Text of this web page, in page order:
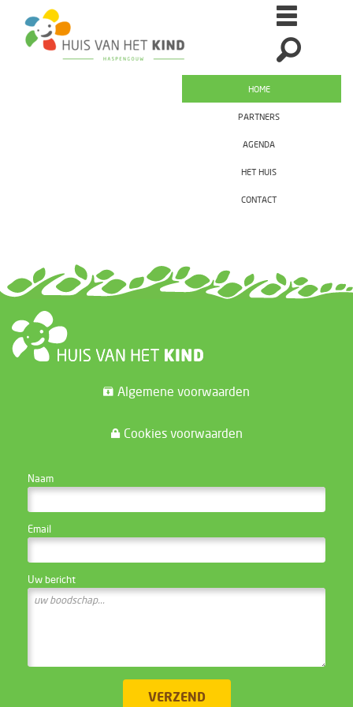
HOME
PARTNERS
AGENDA
HET HUIS
CONTACT
Algemene voorwaarden
Cookies voorwaarden
Naam
Email
Uw bericht
VERZEND